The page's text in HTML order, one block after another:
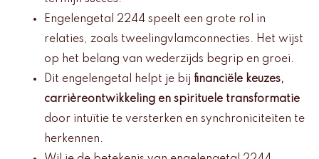
Engelengetal 2244 speelt een grote rol in
relaties, zoals tweelingvlamconnecties. Het wijst
op het belang van wederzijds begrip en groei.
Dit engelengetal helpt je bij financiële keuzes,
carrièreontwikkeling en spirituele transformatie
door intuïtie te versterken en synchroniciteiten te
herkennen.